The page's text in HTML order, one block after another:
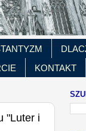
KONTAKT
"Luter i